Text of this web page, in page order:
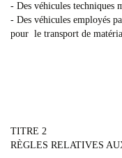
- Des véhicules techniques
- Des véhicules employés
pour le transport de
TITRE 2
RÈGLES RELATIVES